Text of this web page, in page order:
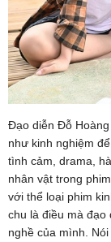
Đạo diễn Đỗ
như kinh nghiệm
tình cảm, drama,
nhân vật trong
với thể loại phim
chu là điều mà
nghề của mình.